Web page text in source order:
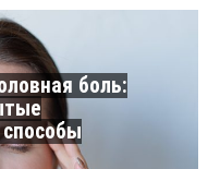
боль: